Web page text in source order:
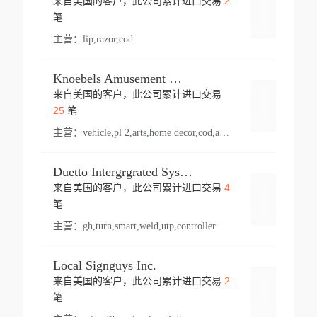
笔
主营： lip,razor,cod
Knoebels Amusement Resort
来自美国的客户，此公司累计进口交易
25笔
主营： vehicle,pl 2,arts,home decor,cod,amusement ride,sea
Duetto Intergrgrated Systems Inc.
来自美国的客户，此公司累计进口交易 4
笔
主营： gh,turn,smart,weld,utp,controller
Local Signguys Inc.
来自美国的客户，此公司累计进口交易 2
笔